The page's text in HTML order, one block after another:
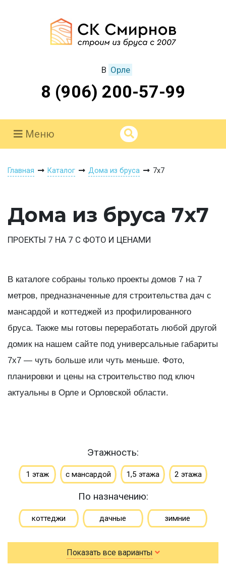
В Орле
8 (906) 200-57-99
Меню
Главная Каталог Дома из бруса 7х7
Дома из бруса 7х7
ПРОЕКТЫ 7 НА 7 С ФОТО И ЦЕНАМИ
В каталоге собраны только проекты домов 7 на 7
метров, предназначенные для строительства дач с
мансардой и коттеджей из профилированного
бруса. Также мы готовы переработать любой другой
домик на нашем сайте под универсальные габариты
7х7 — чуть больше или чуть меньше. Фото,
планировки и цены на строительство под ключ
актуальны в Орле и Орловской области.
Этажность:
1 этаж с мансардой 1,5 этажа 2 этажа
По назначению:
коттеджи дачные зимние
для постоянного проживания гостевые
летние
Показать все варианты